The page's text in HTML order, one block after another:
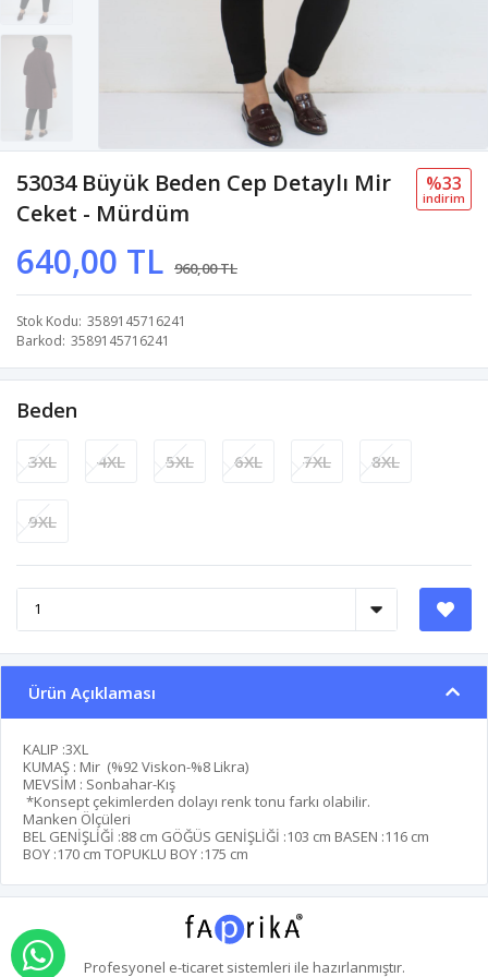
53034 Büyük Beden Cep Detaylı Mir
Ceket - Mürdüm
640,00 TL 960,00 TL
%33
i̇ndi̇ri̇m
Stok Kodu 3589145716241
Barkod 3589145716241
Beden
3XL 4XL 5XL 6XL 7XL 8XL
9XL
Ürün Açıklaması
KALIP :3XL
KUMAŞ : Mir (%92 Viskon-%8 Likra)
MEVSİM : Sonbahar-Kış
*Konsept çekimlerden dolayı renk tonu farkı olabilir.
Manken Ölçüleri
BEL GENİŞLİĞİ :88 cm GÖĞÜS GENİŞLİĞİ :103 cm BASEN :116 cm
BOY :170 cm TOPUKLU BOY :175 cm
Profesyonel e-ticaretsistemleri ile hazırlanmıştır.